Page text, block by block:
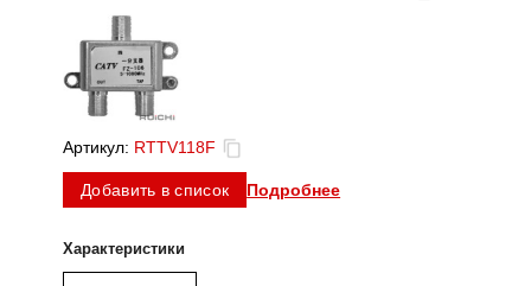
Артикул: RTTV118F
Добавить в список Подробнее